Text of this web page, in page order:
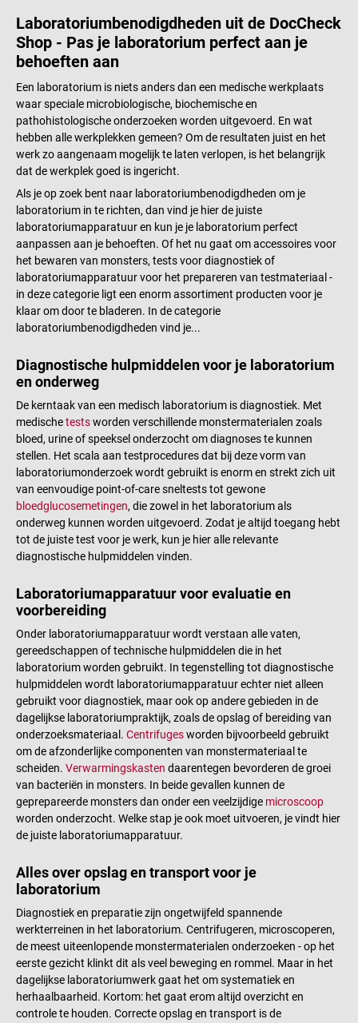
Laboratoriumbenodigdheden uit de DocCheck
Shop - Pas je laboratorium perfect aan je
behoeften aan
Een laboratorium is niets anders dan een medische werkplaats
waar speciale microbiologische, biochemische en
pathohistologische onderzoeken worden uitgevoerd. En wat
hebben alle werkplekken gemeen? Om de resultaten juist en het
werk zo aangenaam mogelijk te laten verlopen, is het belangrijk
dat de werkplek goed is ingericht.
Als je op zoek bent naar laboratoriumbenodigdheden om je
laboratorium in te richten, dan vind je hier de juiste
laboratoriumapparatuur en kun je je laboratorium perfect
aanpassen aan je behoeften. Of het nu gaat om accessoires voor
het bewaren van monsters, tests voor diagnostiek of
laboratoriumapparatuur voor het prepareren van testmateriaal -
in deze categorie ligt een enorm assortiment producten voor je
klaar om door te bladeren. In de categorie
laboratoriumbenodigdheden vind je...
Diagnostische hulpmiddelen voor je laboratorium
en onderweg
De kerntaak van een medisch laboratorium is diagnostiek. Met
medischetestsworden verschillende monstermaterialen zoals
bloed, urine of speeksel onderzocht om diagnoses te kunnen
stellen. Het scala aan testprocedures dat bij deze vorm van
laboratoriumonderzoek wordt gebruikt is enorm en strekt zich uit
van eenvoudige point-of-care sneltests tot gewone
bloedglucosemetingen, die zowel in het laboratorium als
onderweg kunnen worden uitgevoerd. Zodat je altijd toegang hebt
tot de juiste test voor je werk, kun je hier alle relevante
diagnostische hulpmiddelen vinden.
Laboratoriumapparatuur voor evaluatie en
voorbereiding
Onder laboratoriumapparatuur wordt verstaan alle vaten,
gereedschappen of technische hulpmiddelen die in het
laboratorium worden gebruikt. In tegenstelling tot diagnostische
hulpmiddelen wordt laboratoriumapparatuur echter niet alleen
gebruikt voor diagnostiek, maar ook op andere gebieden in de
dagelijkse laboratoriumpraktijk, zoals de opslag of bereiding van
onderzoeksmateriaal. Centrifugesworden bijvoorbeeld gebruikt
om de afzonderlijke componenten van monstermateriaal te
scheiden. Verwarmingskasten daarentegen bevorderen de groei
van bacteriën in monsters. In beide gevallen kunnen de
geprepareerde monsters dan onder een veelzijdige microscoop
worden onderzocht. Welke stap je ook moet uitvoeren, je vindt hier
de juiste laboratoriumapparatuur.
Alles over opslag en transport voor je
laboratorium
Diagnostiek en preparatie zijn ongetwijfeld spannende
werkterreinen in het laboratorium. Centrifugeren, microscoperen,
de meest uiteenlopende monstermaterialen onderzoeken - op het
eerste gezicht klinkt dit als veel beweging en rommel. Maar in het
dagelijkse laboratoriumwerk gaat het om systematiek en
herhaalbaarheid. Kortom: het gaat erom altijd overzicht en
controle te houden. Correcte opslag en transport is de